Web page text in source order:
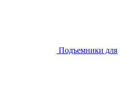
Подъемники для